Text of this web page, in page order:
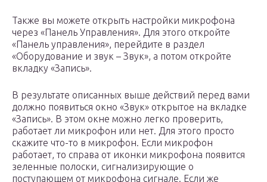
Также вы можете открыть настройки микрофона
через «Панель Управления». Для этого откройте
«Панель управления», перейдите в раздел
«Оборудование и звук – Звук», а потом откройте
вкладку «Запись».
В результате описанных выше действий перед вами
должно появиться окно «Звук» открытое на вкладке
«Запись». В этом окне можно легко проверить,
работает ли микрофон или нет. Для этого просто
скажите что-то в микрофон. Если микрофон
работает, то справа от иконки микрофона появится
зеленные полоски, сигнализирующие о
поступающем от микрофона сигнале. Если же